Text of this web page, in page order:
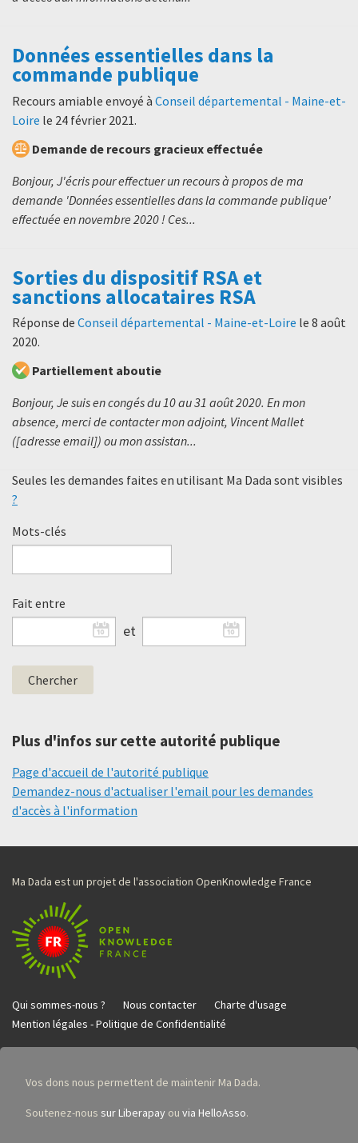
Données essentielles dans la
commande publique
Recours amiable envoyé à Conseil départemental - Maine-et-
Loire le 24 février 2021.
Demande de recours gracieux effectuée
Bonjour, J'écris pour effectuer un recours à propos de ma
demande 'Données essentielles dans la commande publique'
effectuée en novembre 2020 ! Ces...
Sorties du dispositif RSA et
sanctions allocataires RSA
Réponse de Conseil départemental - Maine-et-Loire le 8 août
2020.
Partiellement aboutie
Bonjour, Je suis en congés du 10 au 31 août 2020. En mon
absence, merci de contacter mon adjoint, Vincent Mallet
([adresse email]) ou mon assistan...
Seules les demandes faites en utilisant Ma Dada sont visibles
?
Mots-clés
Fait entre
et
Plus d'infos sur cette autorité publique
Page d'accueil de l'autorité publique
Demandez-nous d'actualiser l'email pour les demandes
d'accès à l'information
Ma Dada est un projet de l'association OpenKnowledge France
Qui sommes-nous ? Nous contacter
Charte d'usage
Mention légales - Politique de Confidentialité
Vos dons nous permettent de maintenir Ma Dada.
Soutenez-nous sur Liberapay ou via HelloAsso.